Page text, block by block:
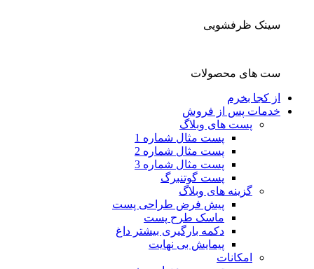
سینک ظرفشویی
ست های محصولات
از کجا بخرم
خدمات پس از فروش
پست های وبلاگ
پست مثال شماره 1
پست مثال شماره 2
پست مثال شماره 3
پست گوتنبرگ
گزینه های وبلاگ
پیش فرض طراحی پست
ماسک طرح پست
دکمه بارگیری بیشتر داغ
پیمایش بی نهایت
امکانات